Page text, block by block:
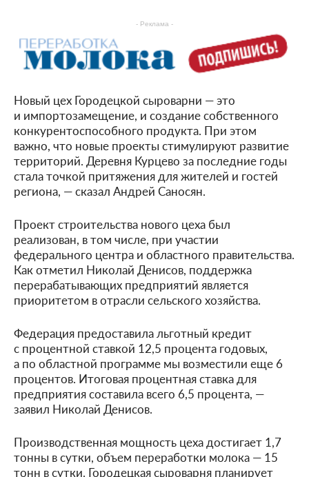
- Реклама -
Новый цех Городецкой сыроварни — это
и импортозамещение, и создание собственного
конкурентоспособного продукта. При этом
важно, что новые проекты стимулируют развитие
территорий. Деревня Курцево за последние годы
стала точкой притяжения для жителей и гостей
региона, — сказал Андрей Саносян.
Проект строительства нового цеха был
реализован, в том числе, при участии
федерального центра и областного правительства.
Как отметил Николай Денисов, поддержка
перерабатывающих предприятий является
приоритетом в отрасли сельского хозяйства.
Федерация предоставила льготный кредит
с процентной ставкой 12,5 процента годовых,
а по областной программе мы возместили еще 6
процентов. Итоговая процентная ставка для
предприятия составила всего 6,5 процента, —
заявил Николай Денисов.
Производственная мощность цеха достигает 1,7
тонны в сутки, объем переработки молока — 15
тонн в сутки. Городецкая сыроварня планирует